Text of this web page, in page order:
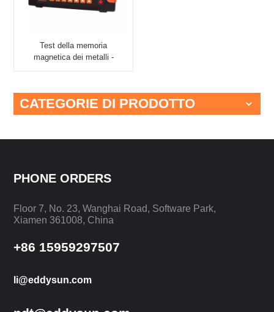
Test della memoria
magnetica dei metalli -
CATEGORIE DI PRODOTTO
PHONE ORDERS
Floor 7, No. 23, Wanghai Road, Software Park,
Xiamen 361008, China
+86 15959297507
li@eddysun.com